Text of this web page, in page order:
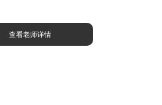
查看老师详情